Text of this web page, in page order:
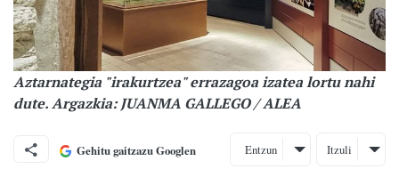
Aztarnategia "irakurtzea" errazagoa izatea lortu nahi
dute. Argazkia: JUANMA GALLEGO / ALEA
Gehitu gaitzazu Googlen Entzun Itzuli